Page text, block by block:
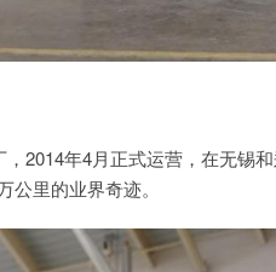
2014年4月正式运营，在无锡
里的业界奇迹。